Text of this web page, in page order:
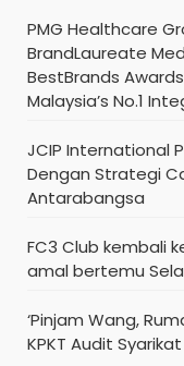
PMG Healthcare
BrandLaureate
BestBrands
Malaysia’s No.1
JCIP International
Dengan Strategi
Antarabangsa
FC3 Club kembali
amal bertemu
‘Pinjam Wang,
KPKT Audit